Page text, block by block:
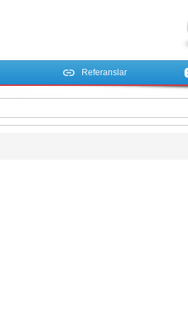
Referanslar